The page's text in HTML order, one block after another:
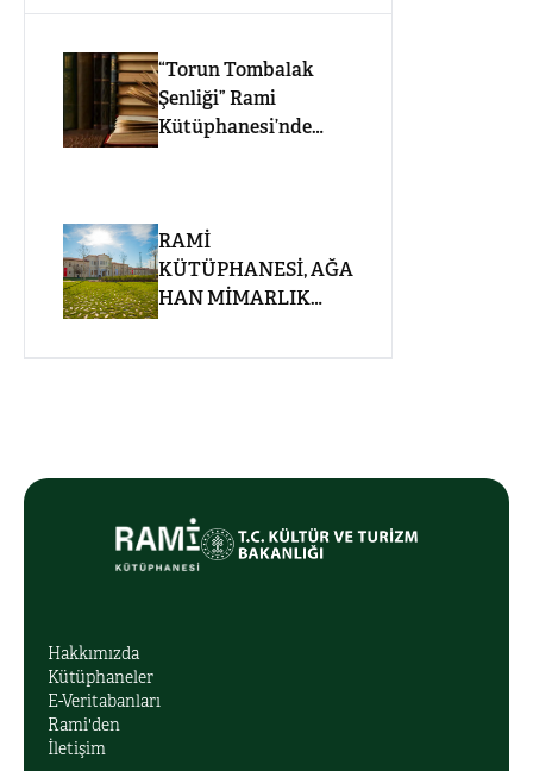
Yapıyor
“Torun Tombalak
Şenliği” Rami
Kütüphanesi’nde
RAMİ
KÜTÜPHANESİ, AĞA
HAN MİMARLIK
FİNALİSTLERİ
Hakkımızda
Kütüphaneler
E-Veritabanları
Rami'den
İletişim